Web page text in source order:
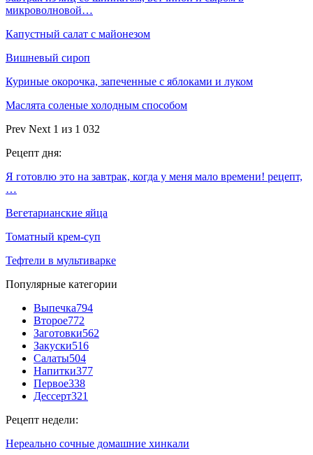
микроволновой…
Капустный салат с майонезом
Вишневый сироп
Куриные окорочка, запеченные с яблоками и луком
Маслята соленые холодным способом
Prev Next 1 из 1 032
Рецепт дня:
Я готовлю это на завтрак, когда у меня мало времени! рецепт,
…
Вегетарианские яйца
Томатный крем-суп
Тефтели в мультиварке
Популярные категории
Выпечка794
Второе772
Заготовки562
Закуски516
Салаты504
Напитки377
Первое338
Дессерт321
Рецепт недели:
Нереально сочные домашние хинкали